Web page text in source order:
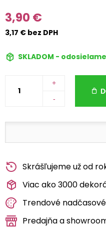
3,90 €
3,17 € bez DPH
SKLADOM -
+
-
Skrášľujeme už od
Viac ako 3000
Trendové
Predajňa a